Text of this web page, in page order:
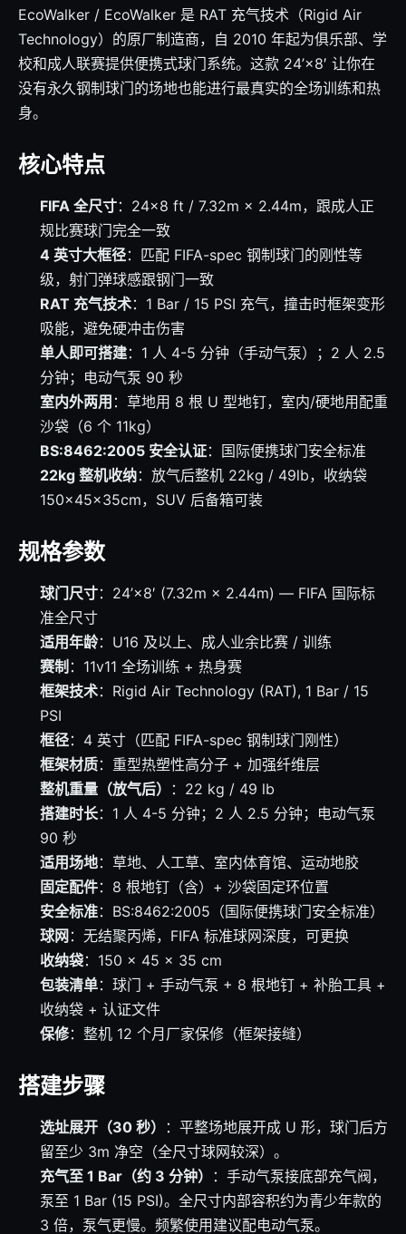
EcoWalker / EcoWalker 是 RAT 充气技术（Rigid Air
Technology）的原厂制造商，自 2010 年起为俱乐部、学
校和成人联赛提供便携式球门系统。这款 24’×8′ 让你在
没有永久钢制球门的场地也能进行最真实的全场训练和热
身。
核心特点
FIFA 全尺寸：24×8 ft / 7.32m × 2.44m，跟成人正
规比赛球门完全一致
4 英寸大框径：匹配 FIFA-spec 钢制球门的刚性等
级，射门弹球感跟钢门一致
RAT 充气技术：1 Bar / 15 PSI 充气，撞击时框架变形
吸能，避免硬冲击伤害
单人即可搭建：1 人 4-5 分钟（手动气泵）；2 人 2.5
分钟；电动气泵 90 秒
室内外两用 ：草地用 8 根 U 型地钉，室内/硬地用配重
沙袋（6 个 11kg）
BS:8462:2005 安全认证：国际便携球门安全标准
22kg 整机收纳：放气后整机 22kg / 49lb，收纳袋
150×45×35cm，SUV 后备箱可装
规格参数
球门尺寸：24’×8′ (7.32m × 2.44m) — FIFA 国际标
准全尺寸
适用年龄：U16 及以上、成人业余比赛 / 训练
赛制 ：11v11 全场训练 + 热身赛
框架技术：Rigid Air Technology (RAT), 1 Bar / 15
PSI
框径：4 英寸（匹配 FIFA-spec 钢制球门刚性）
框架材质：重型热塑性高分子 + 加强纤维层
整机重量（放气后）
：22 kg / 49 lb
搭建时长：1 人 4-5 分钟；2 人 2.5 分钟；电动气泵
90 秒
适用场地：草地、人工草、室内体育馆、运动地胶
固定配件：8 根地钉（含）+ 沙袋固定环位置
安全标准：BS:8462:2005（国际便携球门安全标准）
球网 ：无结聚丙烯，FIFA 标准球网深度，可更换
收纳袋：150 × 45 × 35 cm
包装清单：球门 + 手动气泵 + 8 根地钉 + 补胎工具 +
收纳袋 + 认证文件
保修：整机 12 个月厂家保修（框架接缝）
搭建步骤
选址展开（30 秒）
：平整场地展开成 U 形，球门后方
留至少 3m 净空（全尺寸球网较深）。
充气至 1 Bar（约 3 分钟）
：手动气泵接底部充气阀，
泵至 1 Bar (15 PSI)。全尺寸内部容积约为青少年款的
3 倍，泵气更慢。频繁使用建议配电动气泵。